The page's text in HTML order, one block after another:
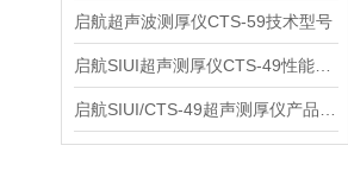
启航超声波测厚仪CTS-59技术型号